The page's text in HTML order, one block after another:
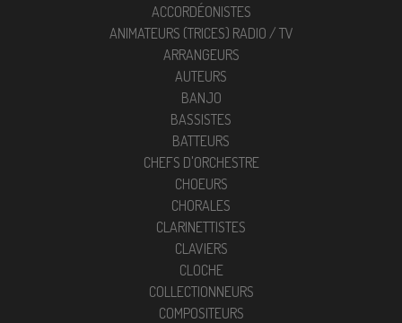
ACCORDÉONISTES
ANIMATEURS (TRICES) RADIO / TV
ARRANGEURS
AUTEURS
BANJO
BASSISTES
BATTEURS
CHEFS D'ORCHESTRE
CHOEURS
CHORALES
CLARINETTISTES
CLAVIERS
CLOCHE
COLLECTIONNEURS
COMPOSITEURS